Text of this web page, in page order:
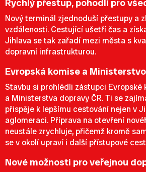
Rychlý přestup, pohodlí pro
Nový terminál zjednoduší přestupy a
vzdálenosti. Cestující ušetří čas a
Jihlava se tak zařadí mezi města s
dopravní infrastrukturou.
Evropská komise a
Stavbu si prohlédli zástupci Evropské
a Ministerstva dopravy ČR. Ti se
přispěje k lepšímu cestování nejen v
aglomeraci. Příprava na otevření
neustále zrychluje, přičemž kromě
se v okolí upraví i další přístupové
Nové možnosti pro veřejnou